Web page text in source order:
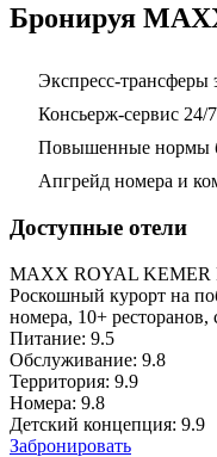
Бронируя
Экспресс-трансферы
Консьерж-сервис 24/
Повышенные нормы
Апгрейд номера и
Доступные отели
MAXX ROYAL KEMER
Роскошный курорт на
номера, 10+
Питание: 9.5
Обслуживание: 9.8
Территория: 9.9
Номера: 9.8
Детский концепция: 9.9
Забронировать